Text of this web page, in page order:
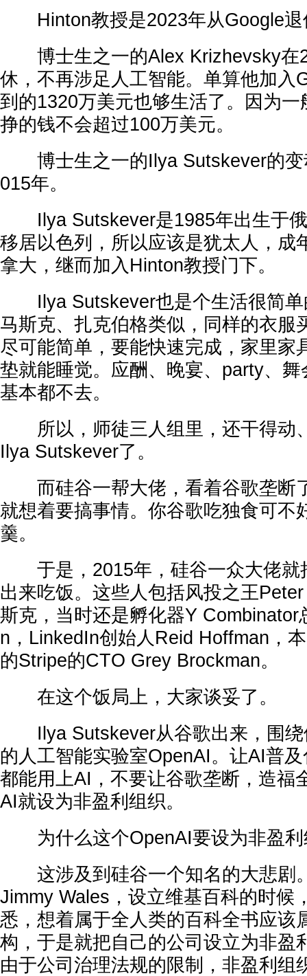
Hinton教授是2023年从Google退
博士生之一的Alex Krizhevsky在
休，不再涉足人工智能。单算他加入
到的1320万美元也够生活了。因为
挣的钱不会超过100万美元。
博士生之一的Ilya Sutskever的变
015年。
Ilya Sutskever是1985年出生于俄
移居以色列，所以应该是犹太人，成
拿大，继而加入Hinton教授门下。
Ilya Sutskever也是个生活很简单
马斯克、扎克伯格类似，同样的衣服
尽可能简单，要能快速完成，家里家
垫就能睡觉。应酬、晚宴、party、
基本都不去。
所以，师徒三人组里，还干得动
Ilya Sutskever了。
而硅谷一帮大佬，看着谷歌垄断
就想着要搞事情。你谷歌吃独食可不
羹。
于是，2015年，硅谷一众大佬就
出来吃饭。这些人包括风投之王
斯克，当时还是孵化器Y Combinator
n，LinkedIn创始人Reid Hoffman，
的Stripe的CTO Grey Brockman。
在这个饭局上，大家谈妥了。
Ilya Sutskever从谷歌出来，围绕
的人工智能实验室OpenAI。让AI普
都能用上AI，不要让谷歌垄断，造福
AI就设为非盈利组织。
为什么这个OpenAI要设为非盈利
这涉及到硅谷一个知名的大悲剧
Jimmy Wales，设立维基百科的时候
悉，想着属于全人类的百科全书应该
构，于是就把自己的公司设立为非盈
由于公司治理法规的限制，非盈利组